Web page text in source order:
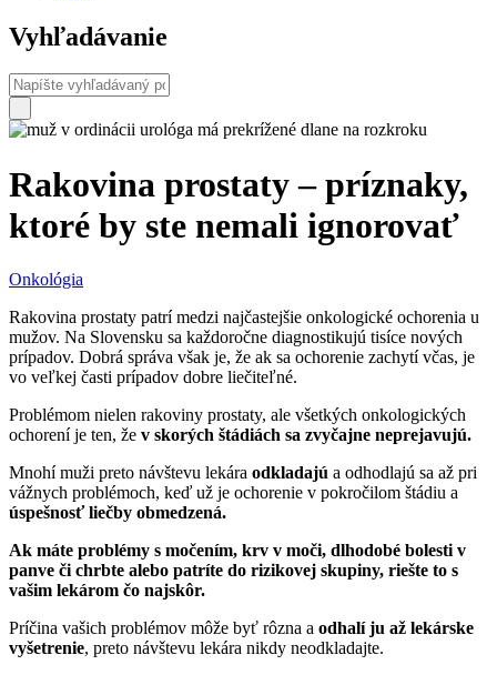
Vyhľadávanie
Rakovina prostaty – príznaky,
ktoré by ste nemali ignorovať
Onkológia
Rakovina prostaty patrí medzi najčastejšie onkologické ochorenia u
mužov. Na Slovensku sa každoročne diagnostikujú tisíce nových
prípadov. Dobrá správa však je, že ak sa ochorenie zachytí včas, je
vo veľkej časti prípadov dobre liečiteľné.
Problémom nielen rakoviny prostaty, ale všetkých onkologických
ochorení je ten, že v skorých štádiách sa zvyčajne neprejavujú.
Mnohí muži preto návštevu lekára odkladajú a odhodlajú sa až pri
vážnych problémoch, keď už je ochorenie v pokročilom štádiu a
úspešnosť liečby obmedzená.
Ak máte problémy s močením, krv v moči, dlhodobé bolesti v
panve či chrbte alebo patríte do rizikovej skupiny, riešte to s
vašim lekárom čo najskôr.
Príčina vašich problémov môže byť rôzna a odhalí ju až lekárske
vyšetrenie, preto návštevu lekára nikdy neodkladajte.